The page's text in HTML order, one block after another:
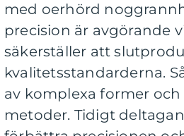
med oerhörd
precision är avgörande
säkerställer att
kvalitetsstandarderna.
av komplexa former
metoder. Tidigt